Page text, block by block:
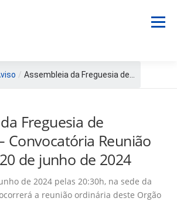
Menu
/ Assembleia da Freguesia de...
Freguesia de
Convocatória Reunião
de junho de 2024
de 2024 pelas 20:30h, na sede da
a reunião ordinária deste Orgão